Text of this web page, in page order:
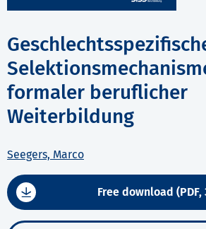
formaler beruflicher
Weiterbildung
Seegers, Marco
Free download (PDF,